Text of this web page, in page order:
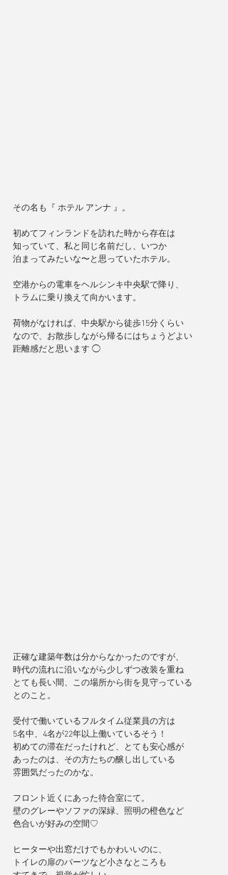
その名も『 ホテル アンナ 』。
初めてフィンランドを訪れた時から存在は
知っていて、私と同じ名前だし、いつか
泊まってみたいな〜と思っていたホテル。
空港からの電車をヘルシンキ中央駅で降り、
トラムに乗り換えて向かいます。
荷物がなければ、中央駅から徒歩15分くらい
なので、お散歩しながら帰るにはちょうどよい
距離感だと思います ◯
正確な建築年数は分からなかったのですが、
時代の流れに沿いながら少しずつ改装を重ね
とても長い間、この場所から街を見守っている
とのこと。
受付で働いているフルタイム従業員の方は
5名中、4名が22年以上働いているそう！
初めての滞在だったけれど、とても安心感が
あったのは、その方たちの醸し出している
雰囲気だったのかな。
フロント近くにあった待合室にて。
壁のグレーやソファの深緑、照明の橙色など
色合いが好みの空間♡
ヒーターや出窓だけでもかわいいのに、
トイレの扉のパーツなど小さなところも